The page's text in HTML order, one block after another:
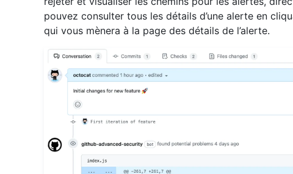
pouvez consulter tous les détails d’une alerte en
qui vous mènera à la page des détails de l’alerte.